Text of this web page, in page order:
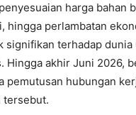
harga bahan
hingga perlambatan
signifikan terhadap dunia
Hingga akhir Juni 2026,
pemutusan hubungan
tersebut.